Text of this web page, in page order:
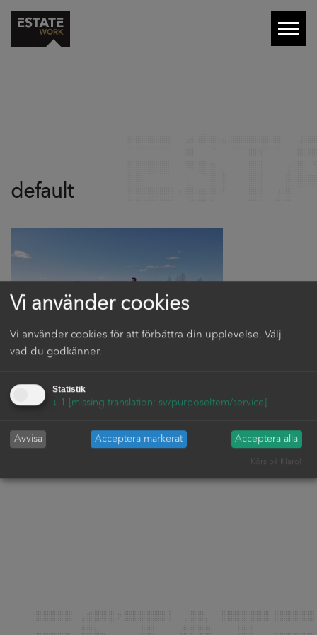
default
Vi använder cookies
Vi använder cookies för att förbättra din upplevelse. Välj
vad du godkänner.
Statistik
↓ 1 [missing translation: sv/purposeItem/service]
Avvisa Acceptera markerat Acceptera alla
Körs på Klaro!